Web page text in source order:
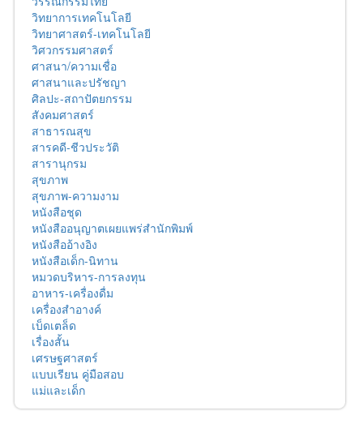
วิทยาการเทคโนโลยี
วิทยาศาสตร์-เทคโนโลยี
วิศวกรรมศาสตร์
ศาสนา/ความเชื่อ
ศาสนาและปรัชญา
ศิลปะ-สถาปัตยกรรม
สังคมศาสตร์
สาธารณสุข
สารคดี-ชีวประวัติ
สารานุกรม
สุขภาพ
สุขภาพ-ความงาม
หนังสือชุด
หนังสืออนุญาตเผยแพร่สำนักพิมพ์
หนังสืออ้างอิง
หนังสือเด็ก-นิทาน
หมวดบริหาร-การลงทุน
อาหาร-เครื่องดื่ม
เครื่องสำอางค์
เบ็ดเตล็ด
เรื่องสั้น
เศรษฐศาสตร์
แบบเรียน คู่มือสอบ
แม่และเด็ก